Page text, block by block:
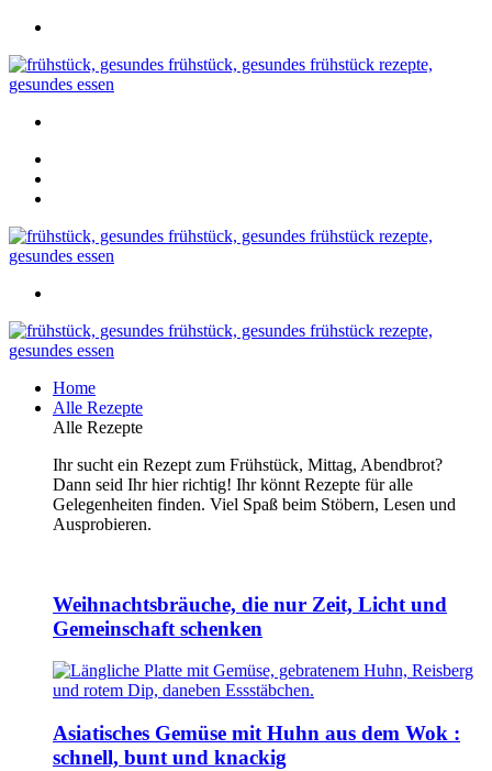
Home
Alle Rezepte
Alle Rezepte
Ihr sucht ein Rezept zum Frühstück, Mittag, Abendbrot?
Dann seid Ihr hier richtig! Ihr könnt Rezepte für alle
Gelegenheiten finden. Viel Spaß beim Stöbern, Lesen und
Ausprobieren.
Weihnachtsbräuche, die nur Zeit, Licht und
Gemeinschaft schenken
Asiatisches Gemüse mit Huhn aus dem Wok :
schnell, bunt und knackig